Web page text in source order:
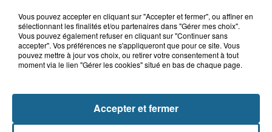
Vous pouvez accepter en cliquant sur "Accepter et fermer", ou affiner en
sélectionnant les finalités et/ou partenaires dans "Gérer mes choix".
Vous pouvez également refuser en cliquant sur "Continuer sans
accepter". Vos préférences ne s'appliqueront que pour ce site. Vous
pouvez mettre à jour vos choix, ou retirer votre consentement à tout
moment via le lien "Gérer les cookies" situé en bas de chaque page.
Accepter et fermer